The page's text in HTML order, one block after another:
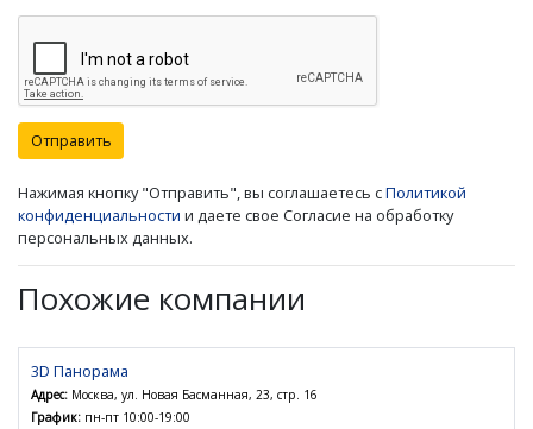
Отправить
Нажимая кнопку "Отправить", вы соглашаетесь сПолитикой
конфиденциальности и даете свое Согласие на обработку
персональных данных.
Похожие компании
3D Панорама
Адрес: Москва, ул. Новая Басманная, 23, стр. 16
График: пн-пт 10:00-19:00